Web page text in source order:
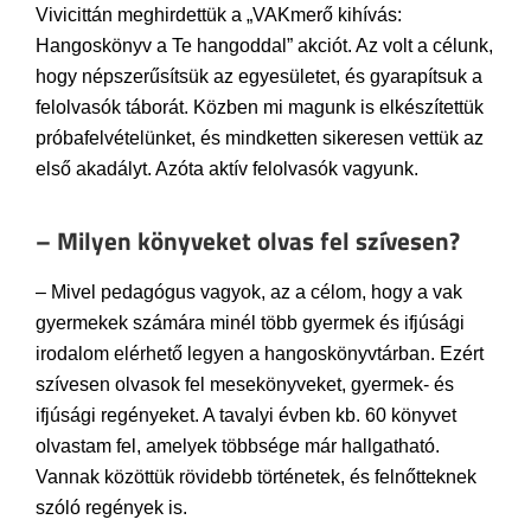
Vivicittán meghirdettük a „VAKmerő kihívás:
Hangoskönyv a Te hangoddal” akciót. Az volt a célunk,
hogy népszerűsítsük az egyesületet, és gyarapítsuk a
felolvasók táborát. Közben mi magunk is elkészítettük
próbafelvételünket, és mindketten sikeresen vettük az
első akadályt. Azóta aktív felolvasók vagyunk.
– Milyen könyveket olvas fel szívesen?
– Mivel pedagógus vagyok, az a célom, hogy a vak
gyermekek számára minél több gyermek és ifjúsági
irodalom elérhető legyen a hangoskönyvtárban. Ezért
szívesen olvasok fel mesekönyveket, gyermek- és
ifjúsági regényeket. A tavalyi évben kb. 60 könyvet
olvastam fel, amelyek többsége már hallgatható.
Vannak közöttük rövidebb történetek, és felnőtteknek
szóló regények is.